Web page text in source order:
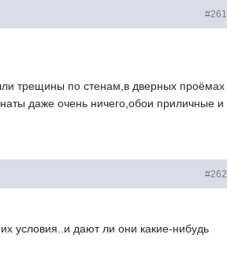
#261
трещины по стенам,в дверных проёмах
даже очень ничего,обои приличные и
#262
условия..и дают ли они какие-нибудь